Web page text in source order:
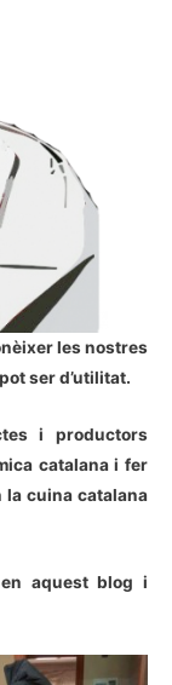
les nostres
ser d’utilitat.
i productors
catalana i fer
cuina catalana
aquest blog i